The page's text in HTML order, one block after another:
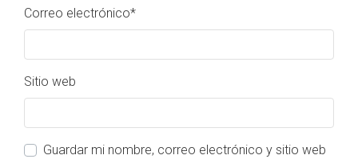
Correo electrónico*
Sitio web
Guardar mi nombre, correo electrónico y sitio web